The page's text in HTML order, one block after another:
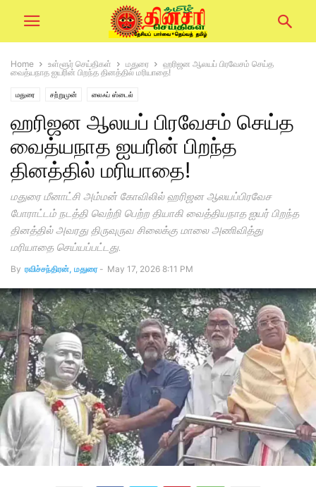
Home உள்ளூர் செய்திகள் மதுரை
ஹரிஜன ஆலயப் பிரவேசம் செய்த
வைத்யநாத ஐயரின் பிறந்த தினத்தில் மரியாதை!
மதுரை சற்றுமுன் லைஃப் ஸ்டைல்
ஹரிஜன ஆலயப் பிரவேசம் செய்த
வைத்யநாத ஐயரின் பிறந்த
தினத்தில் மரியாதை!
மதுரை மீனாட்சி அம்மன் கோவிலில் ஹரிஜன ஆலயப்பிரவேச
போராட்டம் நடத்தி வெற்றி பெற்ற தியாகி வைத்தியநாத ஐயர் பிறந்த
தினத்தில் அவரது திருவுருவ சிலைக்கு மாலை அணிவித்து
மரியாதை செய்யப்பட்டது.
By ரவிச்சந்திரன், மதுரை - May 17, 2026 8:11 PM